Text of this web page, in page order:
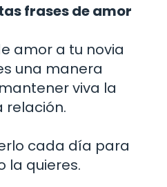
frases de amor
amor a tu novia
una manera
viva la
relación.
cada día para
la quieres.